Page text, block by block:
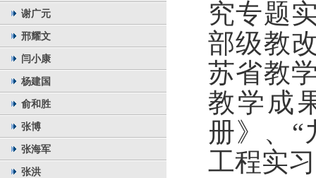
谢广元
邢耀文
闫小康
杨建国
俞和胜
张博
张海军
张洪
究专题
部级教
苏省教
教学成
册》、“
工程实